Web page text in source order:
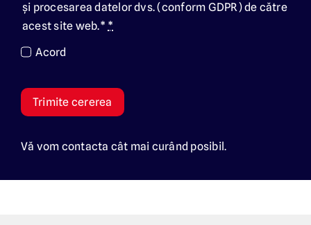
și procesarea datelor dvs. (conform GDPR) de către
acest site web.* *
Acord
Trimite cererea
Vă vom contacta cât mai curând posibil.